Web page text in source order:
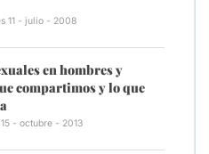
11 - julio - 2008
en hombres y
compartimos y lo que
- octubre - 2013